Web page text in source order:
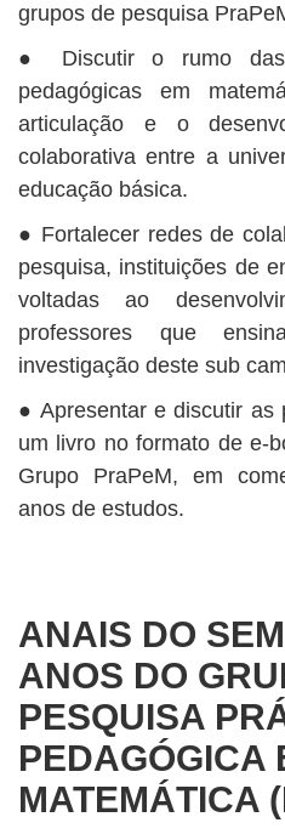
grupos de pesquisa
● Discutir o rumo das
pedagógicas em
articulação e o
colaborativa entre a
educação básica.
● Fortalecer redes de
pesquisa, instituições de
voltadas ao
professores que
investigação deste sub
● Apresentar e discutir as
um livro no formato de e-
Grupo PraPeM, em
anos de estudos.
ANAIS DO
ANOS DO
PESQUISA
PEDAGÓGICA
MATEMÁTICA